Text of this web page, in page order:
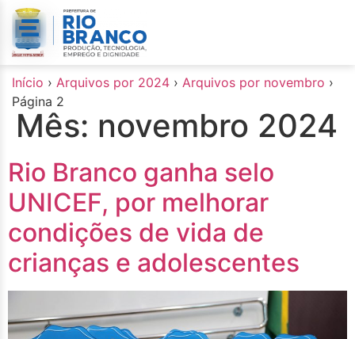
conteúdo
Início › Arquivos por 2024 › Arquivos por novembro ›
Página 2
Mês: novembro 2024
Rio Branco ganha selo
UNICEF, por melhorar
condições de vida de
crianças e adolescentes